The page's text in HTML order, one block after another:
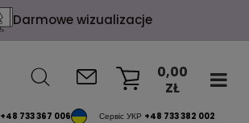
Darmowe wizualizacje
+48 733 367 006 Сервіс УКР +48 733 382 002
0,00
ZŁ